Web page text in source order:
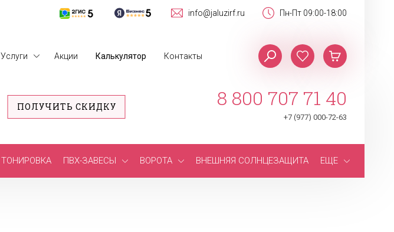
Пн-Пт 09:00-18:00
info@jaluzirf.ru
Услуги Акции Калькулятор Контакты
ПОЛУЧИТЬ СКИДКУ 8 800 707 71 40
+7 (977) 000-72-63
ТОНИРОВКА ПВХ-ЗАВЕСЫ ВОРОТА ВНЕШНЯЯ СОЛНЦЕЗАЩИТА ЕЩЕ